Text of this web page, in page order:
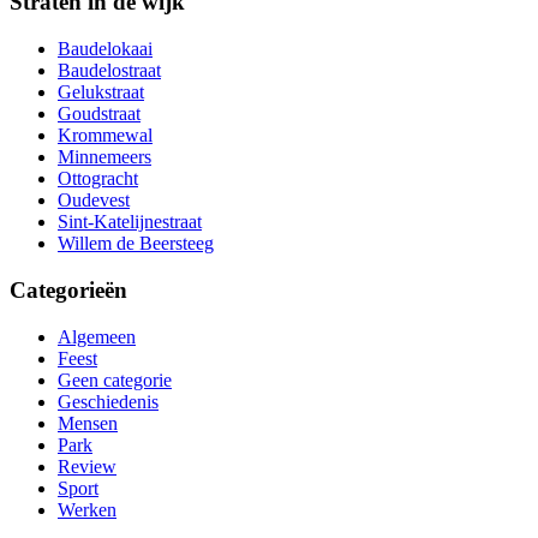
Baudelokaai
Baudelostraat
Gelukstraat
Goudstraat
Krommewal
Minnemeers
Ottogracht
Oudevest
Sint-Katelijnestraat
Willem de Beersteeg
Categorieën
Algemeen
Feest
Geen categorie
Geschiedenis
Mensen
Park
Review
Sport
Werken